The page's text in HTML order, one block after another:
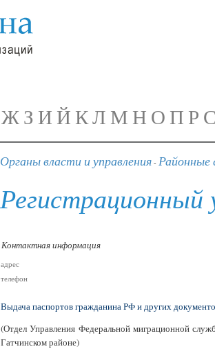
ЖЗ И Й КЛ М Н О П Р С
Органы власти и управления -Районные
Контактная информация
адрес
телефон
Выдача паспортов гражданина РФ и других
(Отдел Управления Федеральной миграционной
Гатчинском районе)